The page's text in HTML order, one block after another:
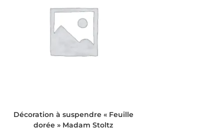
Décoration à suspendre « Feuille
dorée » Madam Stoltz